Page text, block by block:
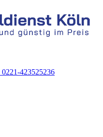
0221-423525236